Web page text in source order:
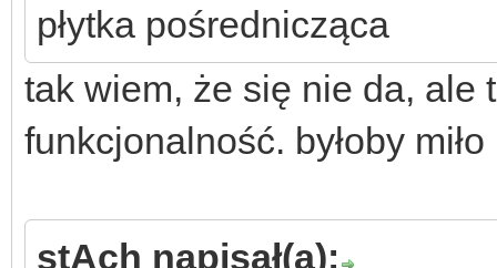
płytka pośrednicząca
tak wiem, że się nie da, ale
funkcjonalność. byłoby
stAch napisał(a):